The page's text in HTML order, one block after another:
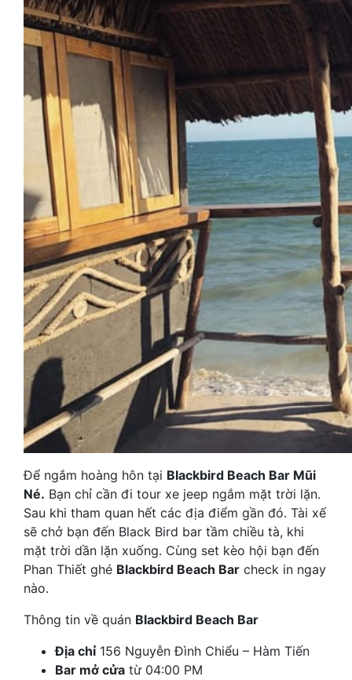
Để ngắm hoàng hôn tại Blackbird Beach Bar Mũi
Né. Bạn chỉ cần đi tour xe jeep ngắm mặt trời lặn.
Sau khi tham quan hết các địa điểm gần đó. Tài xế
sẽ chở bạn đến Black Bird bar tầm chiều tà, khi
mặt trời dần lặn xuống. Cùng set kèo hội bạn đến
Phan Thiết ghé Blackbird Beach Bar check in ngay
nào.
Thông tin về quán Blackbird Beach Bar
Địa chỉ156 Nguyễn Đình Chiểu – Hàm Tiến
Bar mở cửa từ 04:00 PM